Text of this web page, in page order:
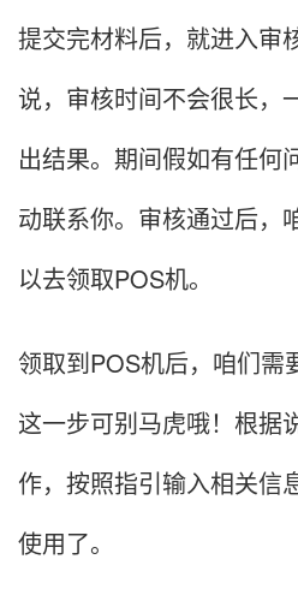
提交完材料后，就进入审
说，审核时间不会很长，
出结果。期间假如有任何
动联系你。审核通过后，
以去领取POS机。
领取到POS机后，咱们需
这一步可别马虎哦！根据
作，按照指引输入相关信
使用了。